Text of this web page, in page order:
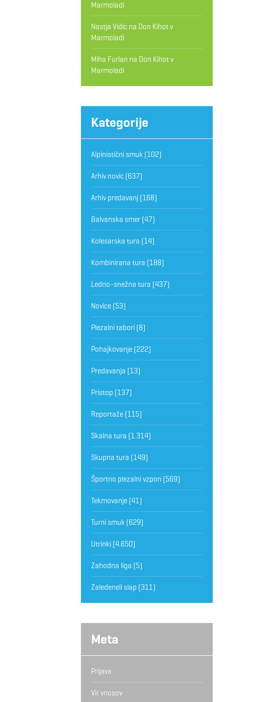
Marmoladi
Nastja Vidicna Don Kihot v
Marmoladi
Miha Furlan na Don Kihot v
Marmoladi
Kategorije
Alpinistični smuk(102)
Arhiv novic(637)
Arhiv predavanj(168)
Balvanska smer(47)
Kolesarska tura (14)
Kombinirana tura (188)
Ledno-snežna tura (437)
Novice(53)
Plezalni tabori(8)
Pohajkovanje(222)
Predavanja (13)
Pristop (137)
Reportaže(115)
Skalna tura (1.314)
Skupna tura (149)
Športno plezalni vzpon (569)
Tekmovanje(41)
Turni smuk(629)
Utrinki(4.650)
Zahodna liga (5)
Zaledeneli slap (311)
Meta
Prijava
Vir vnosov